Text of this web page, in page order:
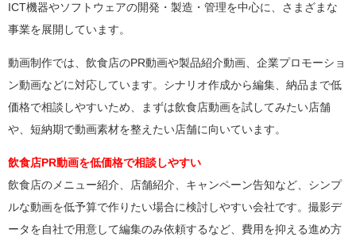
ICT機器やソフトウェアの開発・製造・管理を中心に、さまざまな
事業を展開しています。
動画制作では、飲食店のPR動画や製品紹介動画、企業プロモーショ
ン動画などに対応しています。シナリオ作成から編集、納品まで低
価格で相談しやすいため、まずは飲食店動画を試してみたい店舗
や、短納期で動画素材を整えたい店舗に向いています。
飲食店PR動画を低価格で相談しやすい
飲食店のメニュー紹介、店舗紹介、キャンペーン告知など、シンプ
ルな動画を低予算で作りたい場合に検討しやすい会社です。撮影デ
ータを自社で用意して編集のみ依頼するなど、費用を抑える進め方